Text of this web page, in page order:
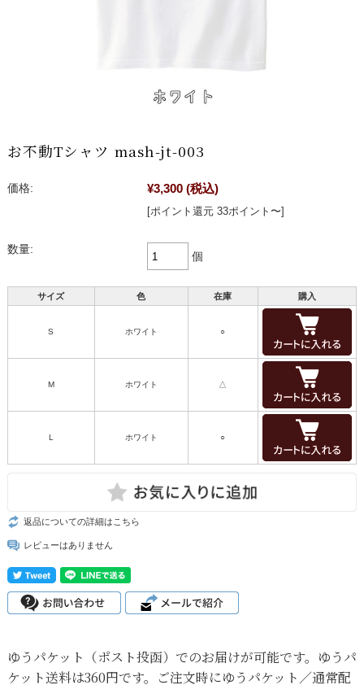
お不動Tシャツ mash-jt-003
価格: ¥3,300 (税込)
[ポイント還元 33ポイント〜]
数量:
個
サイズ 色 在庫 購入
S ホワイト ○
M ホワイト △
L ホワイト ○
返品についての詳細はこちら
レビューはありません
ゆうパケット（ポスト投函）でのお届けが可能です。ゆうパ
ケット送料は360円です。ご注文時にゆうパケット／通常配